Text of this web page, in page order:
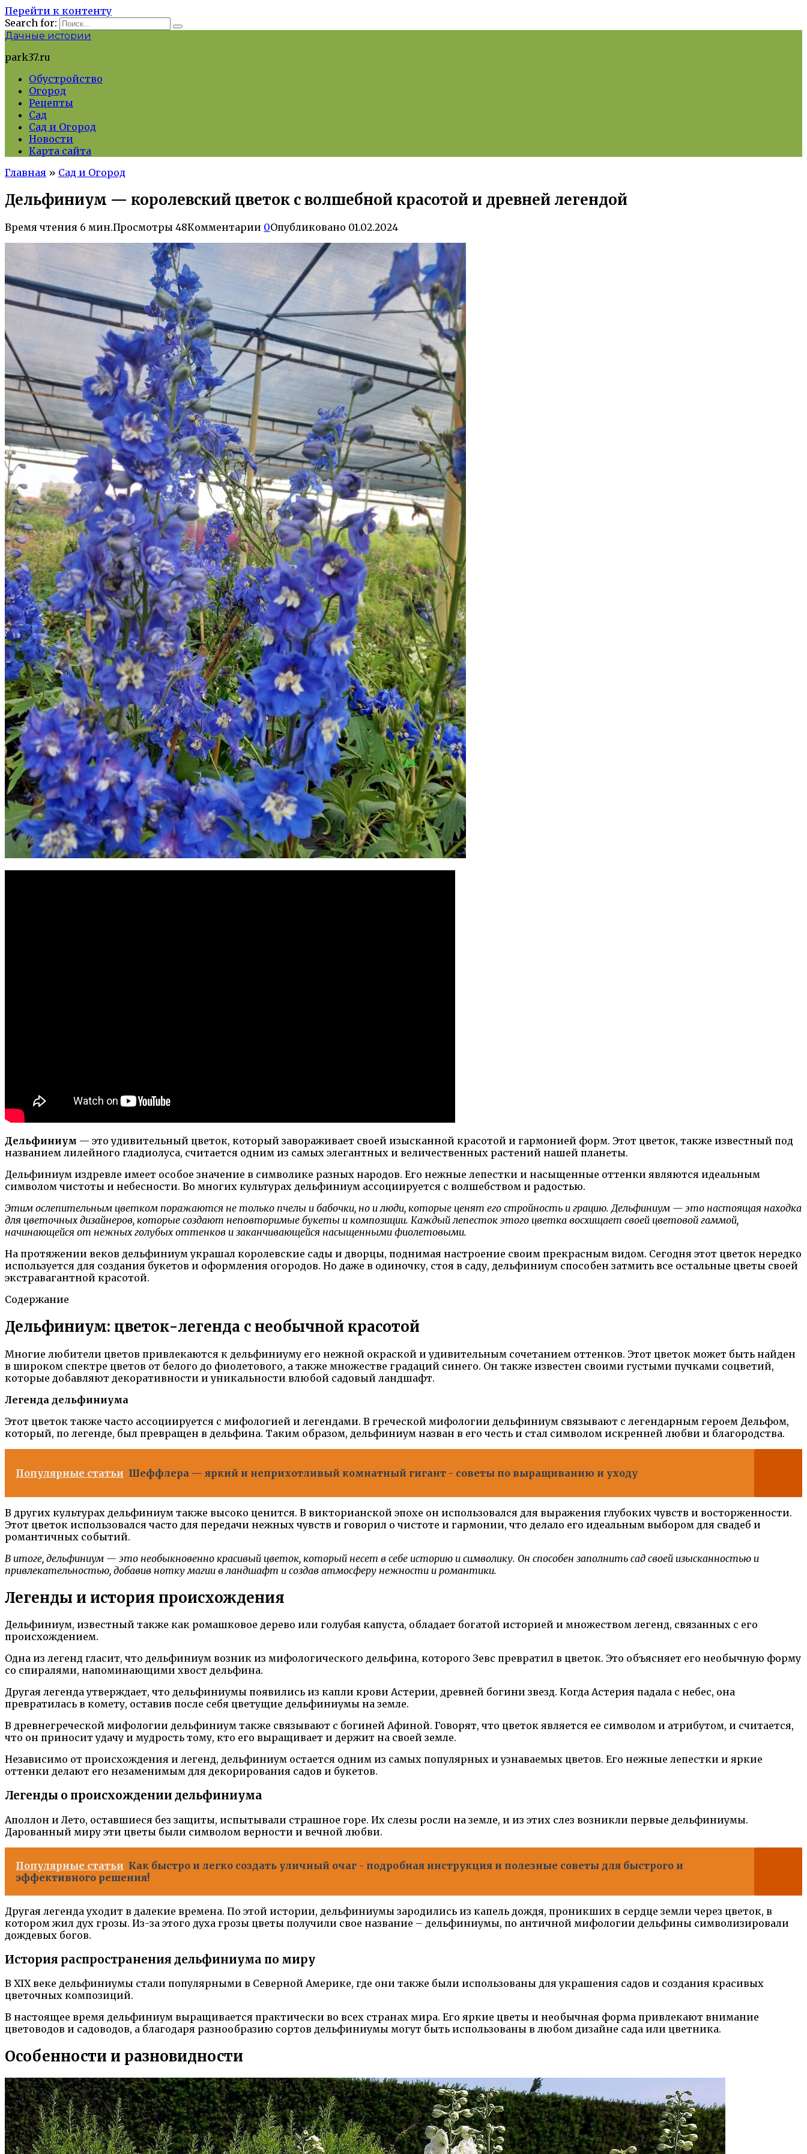
Перейти к контенту
Search for:
Дачные истории
park37.ru
Обустройство
Огород
Рецепты
Сад
Сад и Огород
Новости
Карта сайта
Главная » Сад и Огород
Дельфиниум — королевский цветок с волшебной красотой и древней легендой
Время чтения 6 мин.Просмотры 48Комментарии 0Опубликовано 01.02.2024
Дельфиниум — это удивительный цветок, который завораживает своей изысканной красотой и гармонией форм. Этот цветок, также известный под
названием лилейного гладиолуса, считается одним из самых элегантных и величественных растений нашей планеты.
Дельфиниум издревле имеет особое значение в символике разных народов. Его нежные лепестки и насыщенные оттенки являются идеальным
символом чистоты и небесности. Во многих культурах дельфиниум ассоциируется с волшебством и радостью.
Этим ослепительным цветком поражаются не только пчелы и бабочки, но и люди, которые ценят его стройность и грацию. Дельфиниум — это настоящая находка
для цветочных дизайнеров, которые создают неповторимые букеты и композиции. Каждый лепесток этого цветка восхищает своей цветовой гаммой,
начинающейся от нежных голубых оттенков и заканчивающейся насыщенными фиолетовыми.
На протяжении веков дельфиниум украшал королевские сады и дворцы, поднимая настроение своим прекрасным видом. Сегодня этот цветок нередко
используется для создания букетов и оформления огородов. Но даже в одиночку, стоя в саду, дельфиниум способен затмить все остальные цветы своей
экстравагантной красотой.
Содержание
Дельфиниум: цветок-легенда с необычной красотой
Многие любители цветов привлекаются к дельфиниуму его нежной окраской и удивительным сочетанием оттенков. Этот цветок может быть найден
в широком спектре цветов от белого до фиолетового, а также множестве градаций синего. Он также известен своими густыми пучками соцветий,
которые добавляют декоративности и уникальности влюбой садовый ландшафт.
Легенда дельфиниума
Этот цветок также часто ассоциируется с мифологией и легендами. В греческой мифологии дельфиниум связывают с легендарным героем Дельфом,
который, по легенде, был превращен в дельфина. Таким образом, дельфиниум назван в его честь и стал символом искренней любви и благородства.
Популярные статьи Шеффлера — яркий и неприхотливый комнатный гигант - советы по выращиванию и уходу
В других культурах дельфиниум также высоко ценится. В викторианской эпохе он использовался для выражения глубоких чувств и восторженности.
Этот цветок использовался часто для передачи нежных чувств и говорил о чистоте и гармонии, что делало его идеальным выбором для свадеб и
романтичных событий.
В итоге, дельфиниум — это необыкновенно красивый цветок, который несет в себе историю и символику. Он способен заполнить сад своей изысканностью и
привлекательностью, добавив нотку магии в ландшафт и создав атмосферу нежности и романтики.
Легенды и история происхождения
Дельфиниум, известный также как ромашковое дерево или голубая капуста, обладает богатой историей и множеством легенд, связанных с его
происхождением.
Одна из легенд гласит, что дельфиниум возник из мифологического дельфина, которого Зевс превратил в цветок. Это объясняет его необычную форму
со спиралями, напоминающими хвост дельфина.
Другая легенда утверждает, что дельфиниумы появились из капли крови Астерии, древней богини звезд. Когда Астерия падала с небес, она
превратилась в комету, оставив после себя цветущие дельфиниумы на земле.
В древнегреческой мифологии дельфиниум также связывают с богиней Афиной. Говорят, что цветок является ее символом и атрибутом, и считается,
что он приносит удачу и мудрость тому, кто его выращивает и держит на своей земле.
Независимо от происхождения и легенд, дельфиниум остается одним из самых популярных и узнаваемых цветов. Его нежные лепестки и яркие
оттенки делают его незаменимым для декорирования садов и букетов.
Легенды о происхождении дельфиниума
Аполлон и Лето, оставшиеся без защиты, испытывали страшное горе. Их слезы росли на земле, и из этих слез возникли первые дельфиниумы.
Дарованный миру эти цветы были символом верности и вечной любви.
Популярные статьи Как быстро и легко создать уличный очаг - подробная инструкция и полезные советы для быстрого и
эффективного решения!
Другая легенда уходит в далекие времена. По этой истории, дельфиниумы зародились из капель дождя, проникших в сердце земли через цветок, в
котором жил дух грозы. Из-за этого духа грозы цветы получили свое название – дельфиниумы, по античной мифологии дельфины символизировали
дождевых богов.
История распространения дельфиниума по миру
В XIX веке дельфиниумы стали популярными в Северной Америке, где они также были использованы для украшения садов и создания красивых
цветочных композиций.
В настоящее время дельфиниум выращивается практически во всех странах мира. Его яркие цветы и необычная форма привлекают внимание
цветоводов и садоводов, а благодаря разнообразию сортов дельфиниумы могут быть использованы в любом дизайне сада или цветника.
Особенности и разновидности